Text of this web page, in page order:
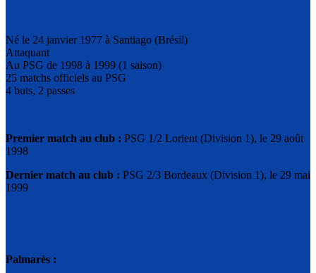
Né le 24 janvier 1977 à Santiago (Brésil)
Attaquant
Au PSG de 1998 à 1999 (1 saison)
25 matchs officiels au PSG
4 buts, 2 passes
Premier match au club : PSG 1/2 Lorient (Division 1), le 29 août
1998
Dernier match au club : PSG 2/3 Bordeaux (Division 1), le 29 mai
1999
Palmarès :